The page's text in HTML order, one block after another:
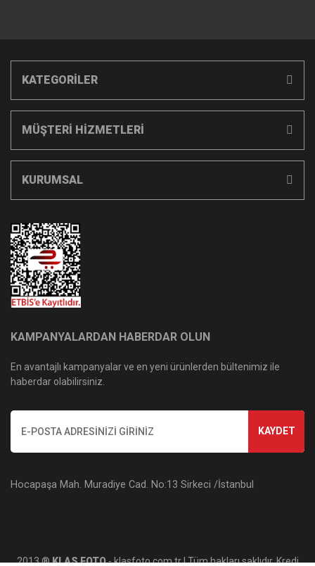
KATEGORİLER
MÜŞTERİ HİZMETLERİ
KURUMSAL
KAMPANYALARDAN HABERDAR OLUN
En avantajlı kampanyalar ve en yeni ürünlerden bültenimiz ile
haberdar olabilirsiniz.
KAYDET
Hocapaşa Mah. Muradiye Cad. No:13 Sirkeci /İstanbul
2013 ®KLAS FOTO- klasfoto.com.tr | Tüm hakları saklıdır. Kredi